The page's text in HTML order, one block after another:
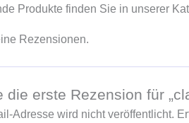
Produkte finden Sie in unserer
Rezensionen.
die erste Rezension für
Adresse wird nicht veröffentlicht.